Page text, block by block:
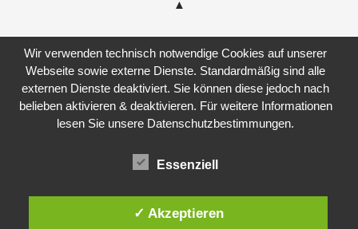
Wir verwenden technisch notwendige Cookies auf unserer
Webseite sowie externe Dienste. Standardmäßig sind alle
externen Dienste deaktiviert. Sie können diese jedoch nach
belieben aktivieren & deaktivieren. Für weitere Informationen
lesen Sie unsere Datenschutzbestimmungen.
Essenziell
✓ Akzeptieren